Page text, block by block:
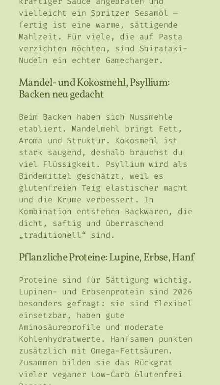
vielleicht ein Spritzer Sesamöl —
fertig ist eine warme, sättigende
Mahlzeit. Für viele, die auf Pasta
verzichten möchten, sind Shirataki-
Nudeln ein echter Gamechanger.
Mandel- und Kokosmehl, Psyllium:
Backen neu gedacht
Beim Backen haben sich Nussmehle
etabliert. Mandelmehl bringt Fett,
Aroma und Struktur. Kokosmehl ist
stark saugend, deshalb brauchst du
viel Flüssigkeit. Psyllium wird als
Bindemittel geschätzt, weil es
glutenfreien Teig elastischer macht
und die Krume verbessert. In
Kombination entstehen Backwaren, die
dicht, saftig und überraschend
„traditionell“ sind.
Pflanzliche Proteine: Lupine, Erbse, Hanf
Proteine sind für Sättigung wichtig.
Lupinen- und Erbsenprotein sind 2026
besonders gefragt: sie sind flexibel
einsetzbar, haben gute
Aminosäureprofile und moderate
Kohlenhydratwerte. Hanfsamen punkten
zusätzlich mit Omega-Fettsäuren.
Zusammen bilden sie das Rückgrat
vieler veganer Low-Carb Glutenfrei